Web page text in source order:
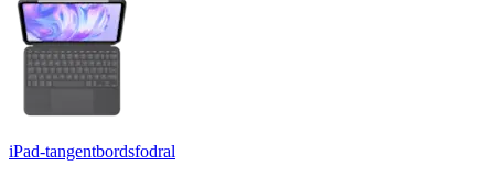
iPad-tangentbordsfodral